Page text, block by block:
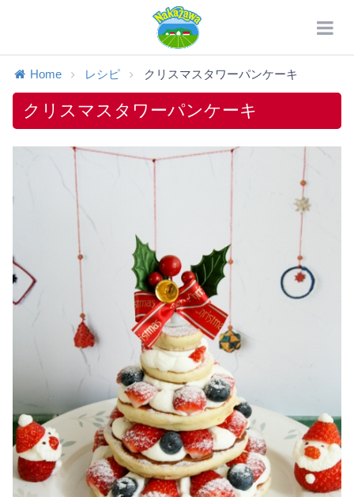
Home レシピ クリスマスタワーパンケーキ
クリスマスタワーパンケーキ